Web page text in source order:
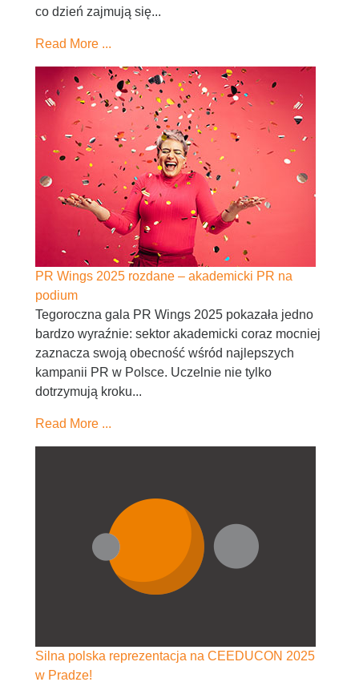
co dzień zajmują się...
Read More ...
PR Wings 2025 rozdane – akademicki PR na
podium
Tegoroczna gala PR Wings 2025 pokazała jedno
bardzo wyraźnie: sektor akademicki coraz mocniej
zaznacza swoją obecność wśród najlepszych
kampanii PR w Polsce. Uczelnie nie tylko
dotrzymują kroku...
Read More ...
Silna polska reprezentacja na CEEDUCON 2025
w Pradze!